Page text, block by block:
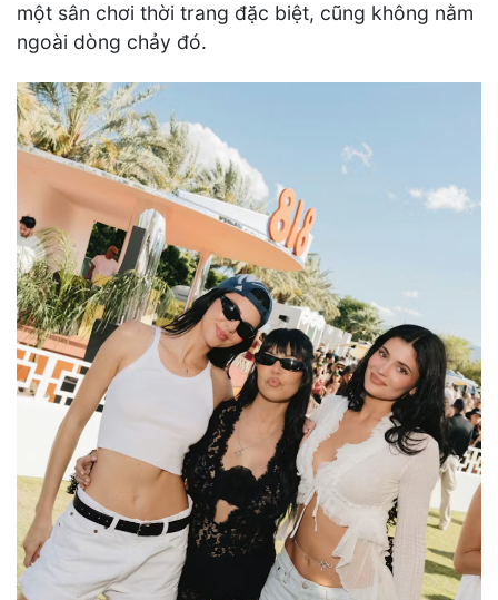
một sân chơi thời trang đặc biệt, cũng không nằm
ngoài dòng chảy đó.